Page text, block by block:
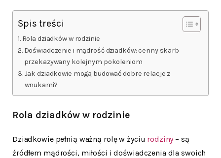
Spis treści
Rola dziadków w rodzinie
Doświadczenie i mądrość dziadków: cenny skarb
przekazywany kolejnym pokoleniom
Jak dziadkowie mogą budować dobre relacje z
wnukami?
Rola dziadków w rodzinie
Dziadkowie pełnią ważną rolę w życiu rodziny – są
źródłem mądrości, miłości i doświadczenia dla swoich